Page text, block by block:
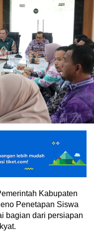
Kabupaten
Penetapan Siswa
bagian dari persiapan